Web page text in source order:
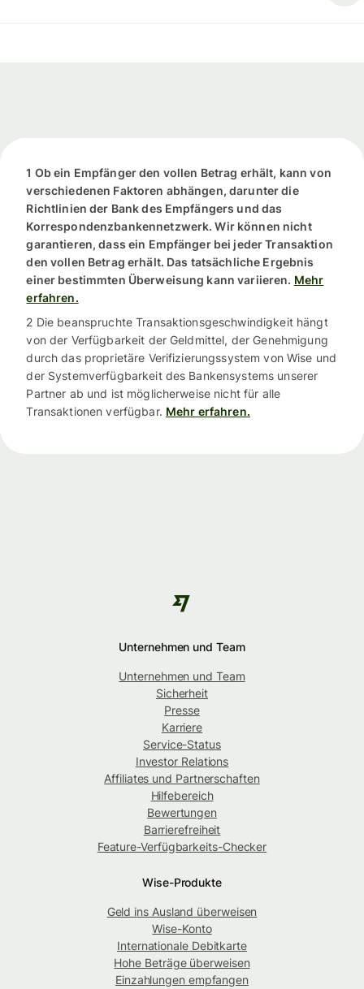
1 Ob ein Empfänger den vollen Betrag erhält, kann von
verschiedenen Faktoren abhängen, darunter die
Richtlinien der Bank des Empfängers und das
Korrespondenzbankennetzwerk. Wir können nicht
garantieren, dass ein Empfänger bei jeder Transaktion
den vollen Betrag erhält. Das tatsächliche Ergebnis
einer bestimmten Überweisung kann variieren. Mehr
erfahren.
2 Die beanspruchte Transaktionsgeschwindigkeit hängt
von der Verfügbarkeit der Geldmittel, der Genehmigung
durch das proprietäre Verifizierungssystem von Wise und
der Systemverfügbarkeit des Bankensystems unserer
Partner ab und ist möglicherweise nicht für alle
Transaktionen verfügbar. Mehr erfahren.
Unternehmen und Team
Unternehmen und Team
Sicherheit
Presse
Karriere
Service-Status
Investor Relations
Affiliates und Partnerschaften
Hilfebereich
Bewertungen
Barrierefreiheit
Feature-Verfügbarkeits-Checker
Wise-Produkte
Geld ins Ausland überweisen
Wise-Konto
Internationale Debitkarte
Hohe Beträge überweisen
Einzahlungen empfangen